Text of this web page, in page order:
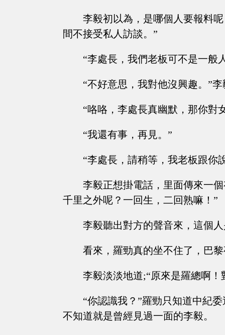
李毅初以為，是哪個人要報料
間不接受私人訪談。”
“李處長，我們老板可不是一般
“不好意思，我對他沒興趣。”
“咯咯，李處長真幽默，那你對
“我還有事，再見。”
“李處長，請稍等，我老板跟你
李毅正想掛電話，里面傳來一
千里之外呢？一回生，二回熟嘛！”
李毅聽出對方的聲音來，這個
看來，羅勁真的坐不住了，巴
李毅淡淡地道;“原來是羅總啊
“你認識我？”羅勁只知道中紀
不知道就是曾經見過一面的李毅。